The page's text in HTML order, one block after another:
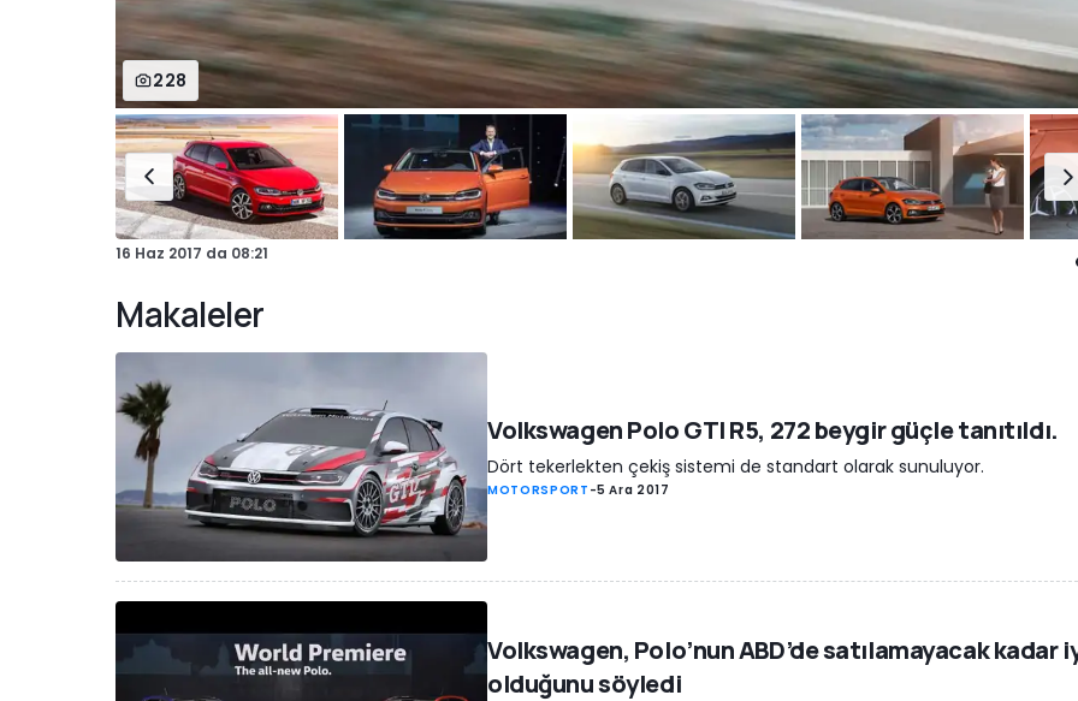
228
16 Haz 2017 da 08:21
Makaleler
Volkswagen Polo GTI R5, 272 beygir güçle tanıtıldı.
Dört tekerlekten çekiş sistemi de standart olarak sunuluyor.
MOTORSPORT -5 Ara 2017
Volkswagen, Polo’nun ABD’de satılamayacak kadar
olduğunu söyledi